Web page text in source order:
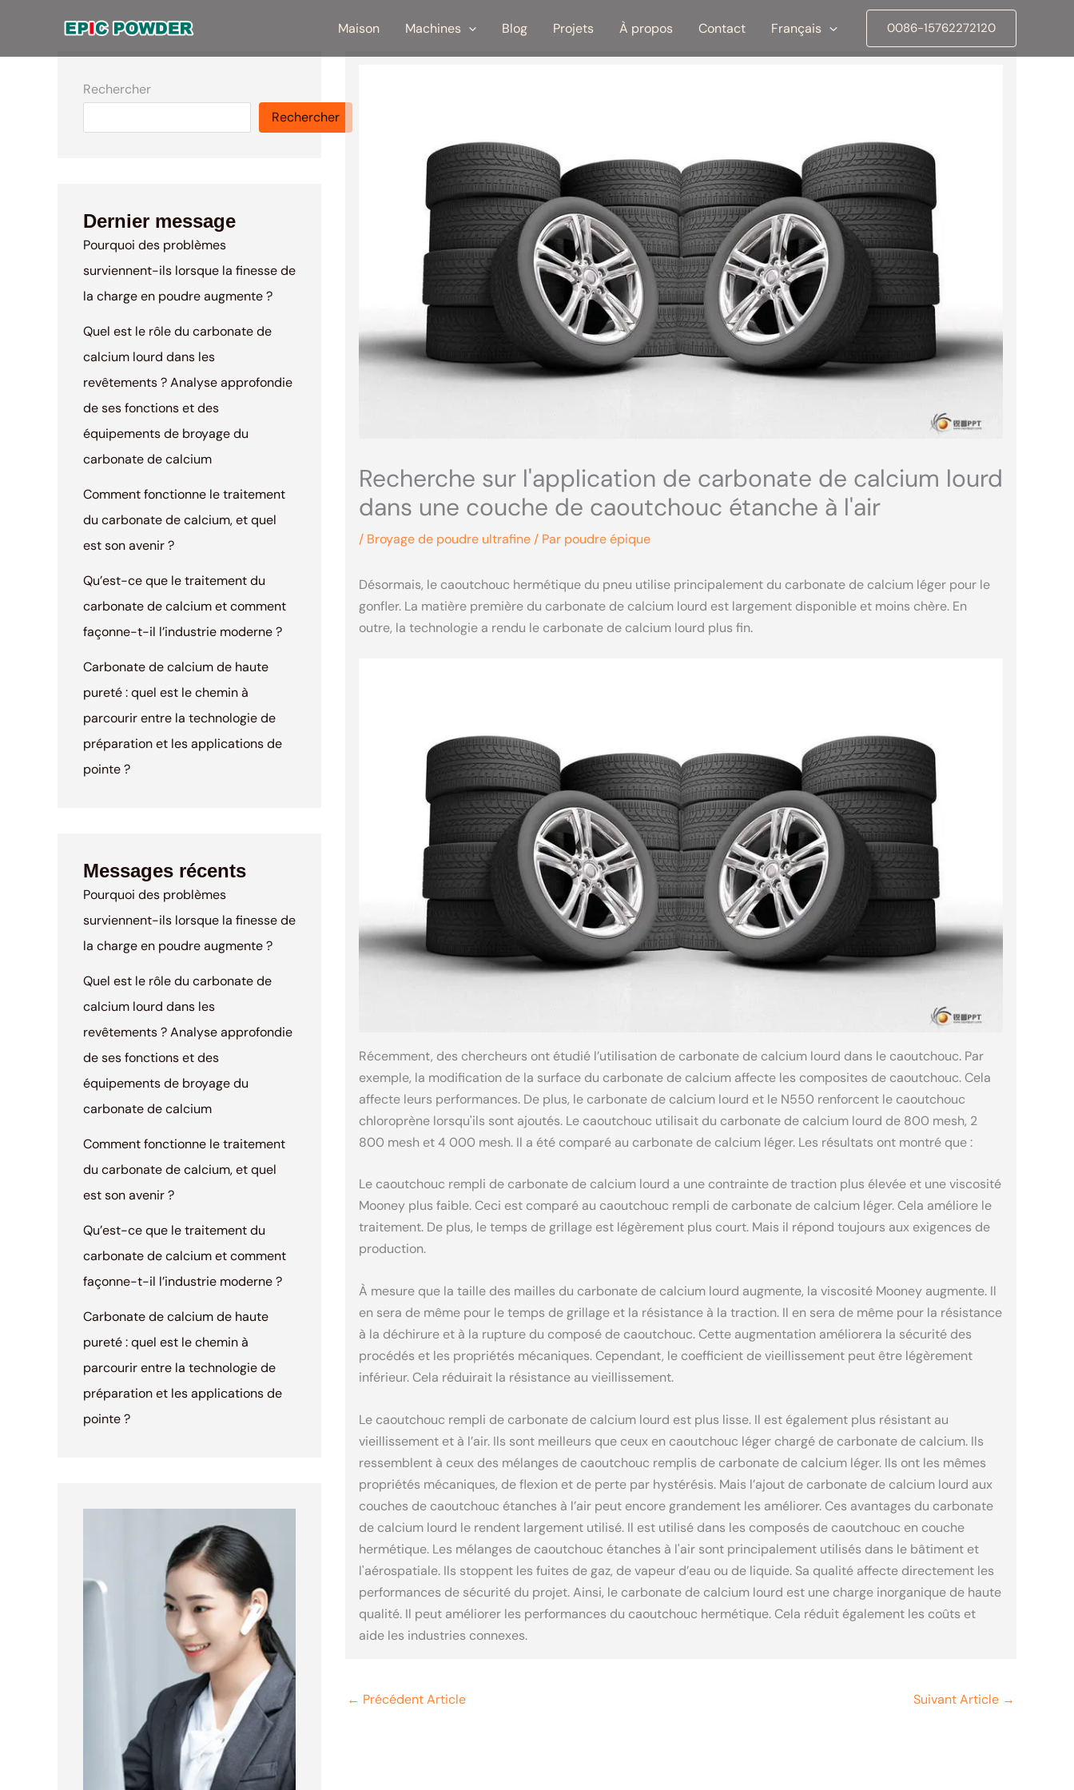
contenu
Maison Machines Blog Projets À propos Contact Français 0086-15762272120
Rechercher
Rechercher
Dernier message
Pourquoi des problèmes
surviennent-ils lorsque la finesse de
la charge en poudre augmente ?
Quel est le rôle du carbonate de
calcium lourd dans les
revêtements ? Analyse approfondie
de ses fonctions et des
équipements de broyage du
carbonate de calcium
Comment fonctionne le traitement
du carbonate de calcium, et quel
est son avenir ?
Qu’est-ce que le traitement du
carbonate de calcium et comment
façonne-t-il l’industrie moderne ?
Carbonate de calcium de haute
pureté : quel est le chemin à
parcourir entre la technologie de
préparation et les applications de
pointe ?
Messages récents
Pourquoi des problèmes
surviennent-ils lorsque la finesse de
la charge en poudre augmente ?
Quel est le rôle du carbonate de
calcium lourd dans les
revêtements ? Analyse approfondie
de ses fonctions et des
équipements de broyage du
carbonate de calcium
Comment fonctionne le traitement
du carbonate de calcium, et quel
est son avenir ?
Qu’est-ce que le traitement du
carbonate de calcium et comment
façonne-t-il l’industrie moderne ?
Carbonate de calcium de haute
pureté : quel est le chemin à
parcourir entre la technologie de
préparation et les applications de
pointe ?
Recherche sur l'application de carbonate de calcium lourd
dans une couche de caoutchouc étanche à l'air
/ Broyage de poudre ultrafine/ Par poudre épique
Désormais, le caoutchouc hermétique du pneu utilise principalement du carbonate de calcium léger pour le
gonfler. La matière première du carbonate de calcium lourd est largement disponible et moins chère. En
outre, la technologie a rendu le carbonate de calcium lourd plus fin.
Récemment, des chercheurs ont étudié l’utilisation de carbonate de calcium lourd dans le caoutchouc. Par
exemple, la modification de la surface du carbonate de calcium affecte les composites de caoutchouc. Cela
affecte leurs performances. De plus, le carbonate de calcium lourd et le N550 renforcent le caoutchouc
chloroprène lorsqu'ils sont ajoutés. Le caoutchouc utilisait du carbonate de calcium lourd de 800 mesh, 2
800 mesh et 4 000 mesh. Il a été comparé au carbonate de calcium léger. Les résultats ont montré que :
Le caoutchouc rempli de carbonate de calcium lourd a une contrainte de traction plus élevée et une viscosité
Mooney plus faible. Ceci est comparé au caoutchouc rempli de carbonate de calcium léger. Cela améliore le
traitement. De plus, le temps de grillage est légèrement plus court. Mais il répond toujours aux exigences de
production.
À mesure que la taille des mailles du carbonate de calcium lourd augmente, la viscosité Mooney augmente. Il
en sera de même pour le temps de grillage et la résistance à la traction. Il en sera de même pour la résistance
à la déchirure et à la rupture du composé de caoutchouc. Cette augmentation améliorera la sécurité des
procédés et les propriétés mécaniques. Cependant, le coefficient de vieillissement peut être légèrement
inférieur. Cela réduirait la résistance au vieillissement.
Le caoutchouc rempli de carbonate de calcium lourd est plus lisse. Il est également plus résistant au
vieillissement et à l’air. Ils sont meilleurs que ceux en caoutchouc léger chargé de carbonate de calcium. Ils
ressemblent à ceux des mélanges de caoutchouc remplis de carbonate de calcium léger. Ils ont les mêmes
propriétés mécaniques, de flexion et de perte par hystérésis. Mais l’ajout de carbonate de calcium lourd aux
couches de caoutchouc étanches à l’air peut encore grandement les améliorer. Ces avantages du carbonate
de calcium lourd le rendent largement utilisé. Il est utilisé dans les composés de caoutchouc en couche
hermétique. Les mélanges de caoutchouc étanches à l'air sont principalement utilisés dans le bâtiment et
l'aérospatiale. Ils stoppent les fuites de gaz, de vapeur d’eau ou de liquide. Sa qualité affecte directement les
performances de sécurité du projet. Ainsi, le carbonate de calcium lourd est une charge inorganique de haute
qualité. Il peut améliorer les performances du caoutchouc hermétique. Cela réduit également les coûts et
aide les industries connexes.
← Précédent Article Suivant Article →